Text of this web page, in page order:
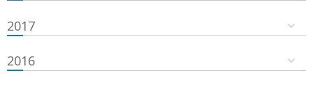
2017
2016